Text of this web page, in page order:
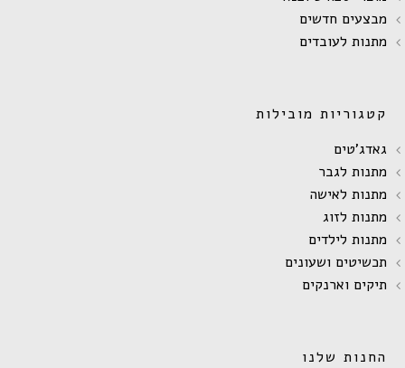
מבצעים חדשים
מתנות לעובדים
קטגוריות מובילות
גאדג'טים
מתנות לגבר
מתנות לאישה
מתנות לזוג
מתנות לילדים
תכשיטים ושעונים
תיקים וארנקים
החנות שלנו